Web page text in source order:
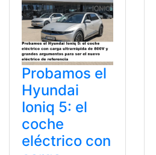
Probamos el
Hyundai
Ioniq 5: el
coche
eléctrico con